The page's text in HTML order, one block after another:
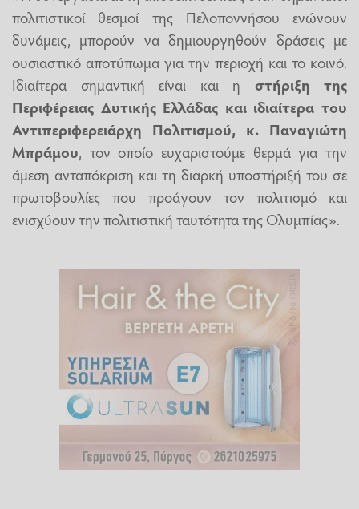
πολιτιστικοί θεσμοί της Πελοποννήσου ενώνουν
δυνάμεις, μπορούν να δημιουργηθούν δράσεις με
ουσιαστικό αποτύπωμα για την περιοχή και το κοινό.
Ιδιαίτερα σημαντική είναι και η στήριξη της
Περιφέρειας Δυτικής Ελλάδας και ιδιαίτερα του
Αντιπεριφερειάρχη Πολιτισμού, κ. Παναγιώτη
Μπράμου, τον οποίο ευχαριστούμε θερμά για την
άμεση ανταπόκριση και τη διαρκή υποστήριξή του σε
πρωτοβουλίες που προάγουν τον πολιτισμό και
ενισχύουν την πολιτιστική ταυτότητα της Ολυμπίας».